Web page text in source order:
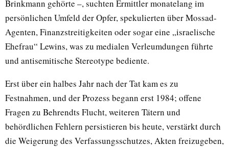
Brinkmann gehörte –, suchten Ermittler monatelang im
persönlichen Umfeld der Opfer, spekulierten über Mossad-
Agenten, Finanzstreitigkeiten oder sogar eine „israelische
Ehefrau“ Lewins, was zu medialen Verleumdungen führte
und antisemitische Stereotype bediente.
Erst über ein halbes Jahr nach der Tat kam es zu
Festnahmen, und der Prozess begann erst 1984; offene
Fragen zu Behrendts Flucht, weiteren Tätern und
behördlichen Fehlern persistieren bis heute, verstärkt durch
die Weigerung des Verfassungsschutzes, Akten freizugeben,